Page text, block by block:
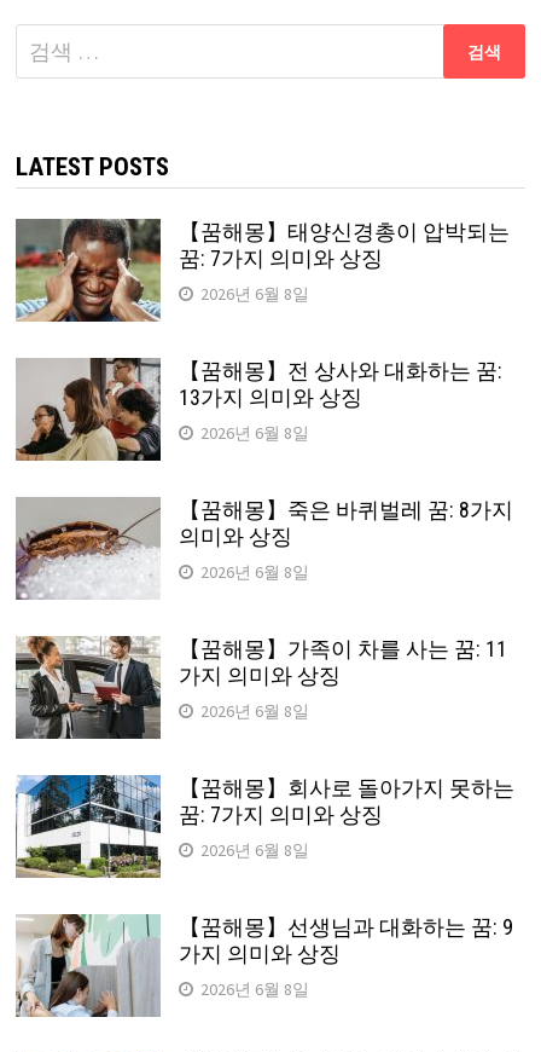
다
음
LATEST POSTS
【꿈해몽】태양신경총이 압박되는
꿈: 7가지 의미와 상징
2026년 6월 8일
【꿈해몽】전 상사와 대화하는 꿈:
13가지 의미와 상징
2026년 6월 8일
【꿈해몽】죽은 바퀴벌레 꿈: 8가지
의미와 상징
2026년 6월 8일
【꿈해몽】가족이 차를 사는 꿈: 11
가지 의미와 상징
2026년 6월 8일
【꿈해몽】회사로 돌아가지 못하는
꿈: 7가지 의미와 상징
2026년 6월 8일
【꿈해몽】선생님과 대화하는 꿈: 9
가지 의미와 상징
2026년 6월 8일